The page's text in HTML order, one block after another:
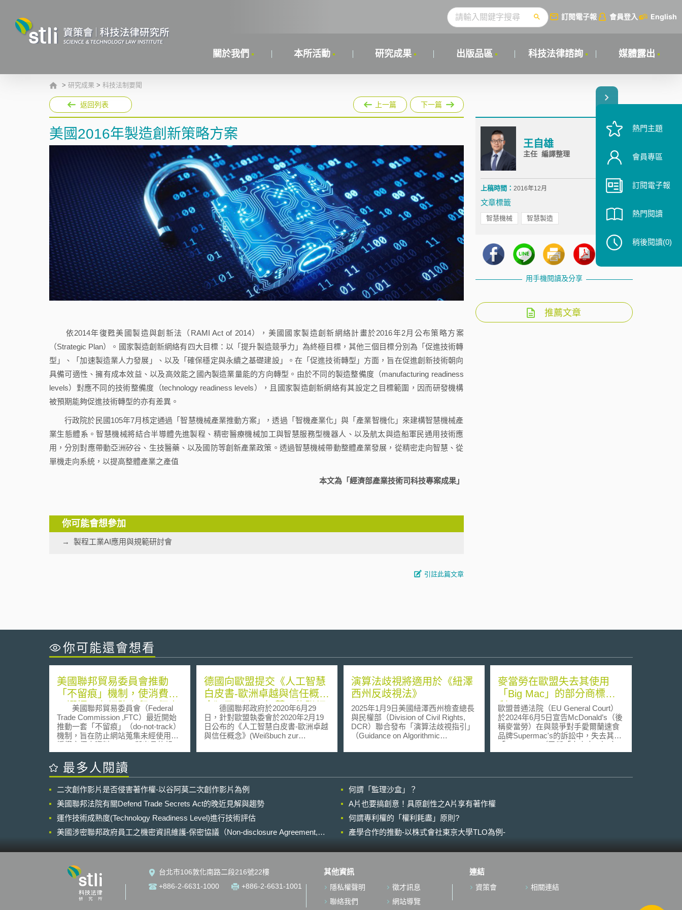
訂閱電子報 會員登入 English
關於我們 本所活動 研究成果 出版品區 科技法律諮詢 媒體露出
> 研究成果 > 科技法制要聞
返回列表 上一篇 下一篇
美國2016年製造創新策略方案
依2014年復甦美國製造與創新法（RAMI Act of 2014），美國國家製造創新網絡計畫於2016年2月公布策略方案
（Strategic Plan）。國家製造創新網絡有四大目標：以「提升製造競爭力」為終極目標，其他三個目標分別為「促進技術轉
型」、「加速製造業人力發展」、以及「確保穩定與永續之基礎建設」。在「促進技術轉型」方面，旨在促進創新技術朝向
具備可適性、擁有成本效益、以及高效能之國內製造業量能的方向轉型。由於不同的製造整備度（manufacturing readiness
levels）對應不同的技術整備度（technology readiness levels），且國家製造創新網絡有其設定之目標範圍，因而研發機構
被預期能夠促進技術轉型的亦有差異。
行政院於民國105年7月核定通過「智慧機械產業推動方案」，透過「智機產業化」與「產業智機化」來建構智慧機械產
業生態體系。智慧機械將結合半導體先進製程、精密醫療機械加工與智慧服務型機器人、以及航太與造船軍民通用技術應
用，分別對應帶動亞洲矽谷、生技醫藥、以及國防等創新產業政策。透過智慧機械帶動整體產業發展，從精密走向智慧、從
單機走向系統，以提高整體產業之產值
本文為「經濟部產業技術司科技專案成果」
你可能會想參加
製程工業AI應用與規範研討會
引註此篇文章
王自雄
主任 編譯整理
上稿時間： 2016年12月
文章標籤
智慧機械 智慧製造
用手機閱讀及分享
推薦文章
你可能還會想看
美國聯邦貿易委員會推動
「不留痕」機制，使消費者
可選擇不在網路上留下個人
資訊
美國聯邦貿易委員會（Federal
Trade Commission ,FTC）最近開始
推動一套「不留痕」（do-not-track）
機制，旨在防止網站蒐集未經使用者
授權之個人資料。 FTC所出具的報
告，旨在幫助政策制訂者和立法者形
塑隱私規則，同時要求網站揭露更多
其所蒐集之資料的相關事項，諸如蒐
及保存期間。該報告並建議企業提供
使用者更多拒絕被蒐集資料的退出選
擇方案。 FTC主席Jon
Leibowitz在最近的記者會中指出，目
前有許多尚未受到網路隱私規範之行
銷方式，普遍受到廣告商、社群網站
由五人所組成的委員會無異議通過，
由於網路廣告商、媒體經營者以及零
售商所建立的新的行銷模式均建基於
個人資料的使用上，因此此建議亦同
時考量到該等業者之利益平衡，至
2011年1月31日前持續蒐集業者之意
德國向歐盟提交《人工智慧
白皮書-歐洲卓越與信任概
念》及《人工智慧，物聯網
和機器人技術對安全和責任
之影響報告》意見
德國聯邦政府於2020年6月29
日，針對歐盟執委會於2020年2月19
日公布的《人工智慧白皮書-歐洲卓越
與信任概念》(Weißbuch zur
europäisches Konzept für Exzellenz
künstlicher Intelligenz, des Internets
der Dinge und der Robotik in Hinblick
auf Sicherheit und Haftung) 提交意
見，期能促進以負責任、公益導向、
以人為本的人工智慧開發及使用行
為，並同時提升歐盟的競爭力及創新
智慧的白皮書及人工智慧對安全和責
慧使用，另一方面則藉此提醒相關風
險。本次意見主要集結德國聯邦經濟
與能源部、教育與研究部、勞動與社
會事務部、內政、建築及社區部以及
演算法歧視將適用於《紐澤
西州反歧視法》
2025年1月9日美國紐澤西州檢查總長
與民權部（Division of Civil Rights,
DCR）聯合發布「演算法歧視指引」
（Guidance on Algorithmic
Law Against Discrimination），指出
歧視。 隨著AI技術日趨成熟，社會各
領域已大量導入自動化決策工具，雖
然它們能提高決策效率但也增加了歧
視發生之風險。指引的目的在於闡述
自動化決策工具在AI設計、訓練或部
署階段可能潛藏的歧視風險，亦列舉
化決策工具，並說明它們可能會如何
澤西州反歧視法》適用範圍，以及與
演算法歧視有關的行為樣態。 一、
《紐澤西州反歧視法》之適用主體及
適用客體 《紐澤西州反歧視法》禁止
麥當勞在歐盟失去其使用
「Big Mac」的部分商標權
利
歐盟普通法院（EU General Court）
於2024年6月5日宣告McDonald’s（後
稱麥當勞）在與競爭對手愛爾蘭速食
品牌Supermac's的訴訟中，失去其
「Big Mac」（又稱「大麥克」）之
部分商標權，即無法將「Big Mac」
商標產生混淆誤認。然而，
Supermac's於2017年向歐盟智慧財產
Property Office，後稱EUIPO）以
請廢止麥當勞之「Big Mac」註冊商
標。EUIPO於2019年廢止「Big
最多人閱讀
二次創作影片是否侵害著作權-以谷阿莫二次創作影片為例
何謂「監理沙盒」？
美國聯邦法院有關Defend Trade Secrets Act的晚近見解與趨勢
A片也要搞創意！具原創性之A片享有著作權
運作技術成熟度(Technology Readiness Level)進行技術評估
何謂專利權的「權利耗盡」原則?
美國涉密聯邦政府員工之機密資訊維護-保密協議（Non-disclosure Agreement,
產學合作的推動-以株式會社東京大學TLO為例-
台北市106敦化南路二段216號22樓
+886-2-6631-1000
+886-2-6631-1001
其他資訊
隱私權聲明
徵才訊息
聯絡我們
網站導覽
連結
資策會 相關連結
熱門主題
會員專區
訂閱電子報
熱門閱讀
稍後閱讀(0)